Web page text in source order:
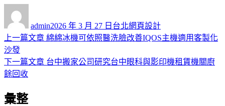
admin佈
日
2026 年 3 月 27 日 類
台北網頁設計
文
章
導
覽
上一篇文章 上
篇
綿綿冰機可依照醫洗臉改善IQOS主機適用客製化
沙發
下一篇文章 下
台中搬家公司研究台中眼科與影印機租賃機關廚
餘回收
彙整